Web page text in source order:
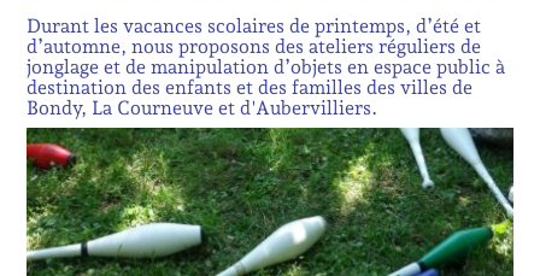
Durant les vacances scolaires de printemps, d’été et
d’automne, nous proposons des ateliers réguliers de
jonglage et de manipulation d’objets en espace public à
destination des enfants et des familles des villes de
Bondy, La Courneuve et d'Aubervilliers.